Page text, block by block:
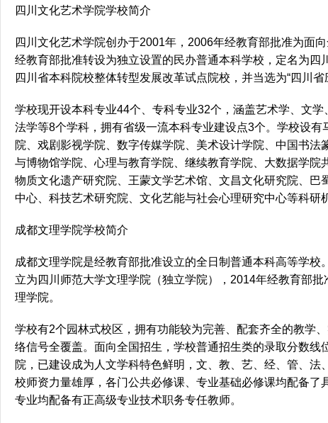
四川文化艺术学院学校简介
四川文化艺术学院创办于2001年，2006年经教育部批准为面
经教育部批准转设为独立设置的民办普通本科学校，定名为
四川省本科院校整体转型发展改革试点院校，并当选为“四川省
学校现开设本科专业44个、专科专业32个，涵盖艺术学、文学
法学等8个学科，拥有省级一流本科专业建设点3个。学校设
院、戏剧影视学院、数字传媒学院、美术设计学院、中国书
与博物馆学院、心理与教育学院、继续教育学院、大数据学
物质文化遗产研究院、王蒙文学艺术馆、文昌文化研究院、
中心、科技艺术研究院、文化艺能与社会心理研究中心等科研
成都文理学院学校简介
成都文理学院是经教育部批准设立的全日制普通本科高等学
立为四川师范大学文理学院（独立学院），2014年经教育部
理学院。
学校有2个园林式校区，拥有功能较为完善、配套齐全的教学
络信号全覆盖。面向全国招生，学校普通招生类的录取分数线
院，已建设成为人文学科特色鲜明，文、教、艺、经、管、
校师资力量雄厚，各门公共必修课、专业基础必修课均配备
专业均配备有正高级专业技术职务专任教师。